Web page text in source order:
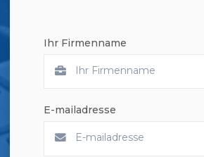
Ihr Firmenname
E-mailadresse